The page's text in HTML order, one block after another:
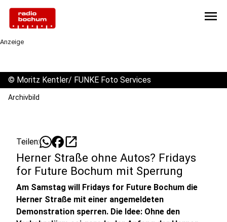
menu
Anzeige
© Moritz Kentler/ FUNKE Foto Services
Archivbild
Teilen: open_in_new
Herner Straße ohne Autos? Fridays
for Future Bochum mit Sperrung
Am Samstag will Fridays for Future Bochum die
Herner Straße mit einer angemeldeten
Demonstration sperren. Die Idee: Ohne den